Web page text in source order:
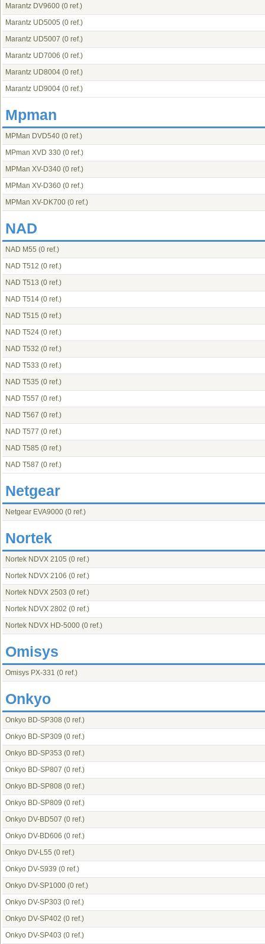
Marantz DV9600 (0 ref.)
Marantz UD5005 (0 ref.)
Marantz UD5007 (0 ref.)
Marantz UD7006 (0 ref.)
Marantz UD8004 (0 ref.)
Marantz UD9004 (0 ref.)
Mpman
MPMan DVD540 (0 ref.)
MPman XVD 330 (0 ref.)
MPMan XV-D340 (0 ref.)
MPMan XV-D360 (0 ref.)
MPMan XV-DK700 (0 ref.)
NAD
NAD M55 (0 ref.)
NAD T512 (0 ref.)
NAD T513 (0 ref.)
NAD T514 (0 ref.)
NAD T515 (0 ref.)
NAD T524 (0 ref.)
NAD T532 (0 ref.)
NAD T533 (0 ref.)
NAD T535 (0 ref.)
NAD T557 (0 ref.)
NAD T567 (0 ref.)
NAD T577 (0 ref.)
NAD T585 (0 ref.)
NAD T587 (0 ref.)
Netgear
Netgear EVA9000 (0 ref.)
Nortek
Nortek NDVX 2105 (0 ref.)
Nortek NDVX 2106 (0 ref.)
Nortek NDVX 2503 (0 ref.)
Nortek NDVX 2802 (0 ref.)
Nortek NDVX HD-5000 (0 ref.)
Omisys
Omisys PX-331 (0 ref.)
Onkyo
Onkyo BD-SP308 (0 ref.)
Onkyo BD-SP309 (0 ref.)
Onkyo BD-SP353 (0 ref.)
Onkyo BD-SP807 (0 ref.)
Onkyo BD-SP808 (0 ref.)
Onkyo BD-SP809 (0 ref.)
Onkyo DV-BD507 (0 ref.)
Onkyo DV-BD606 (0 ref.)
Onkyo DV-L55 (0 ref.)
Onkyo DV-S939 (0 ref.)
Onkyo DV-SP1000 (0 ref.)
Onkyo DV-SP303 (0 ref.)
Onkyo DV-SP402 (0 ref.)
Onkyo DV-SP403 (0 ref.)